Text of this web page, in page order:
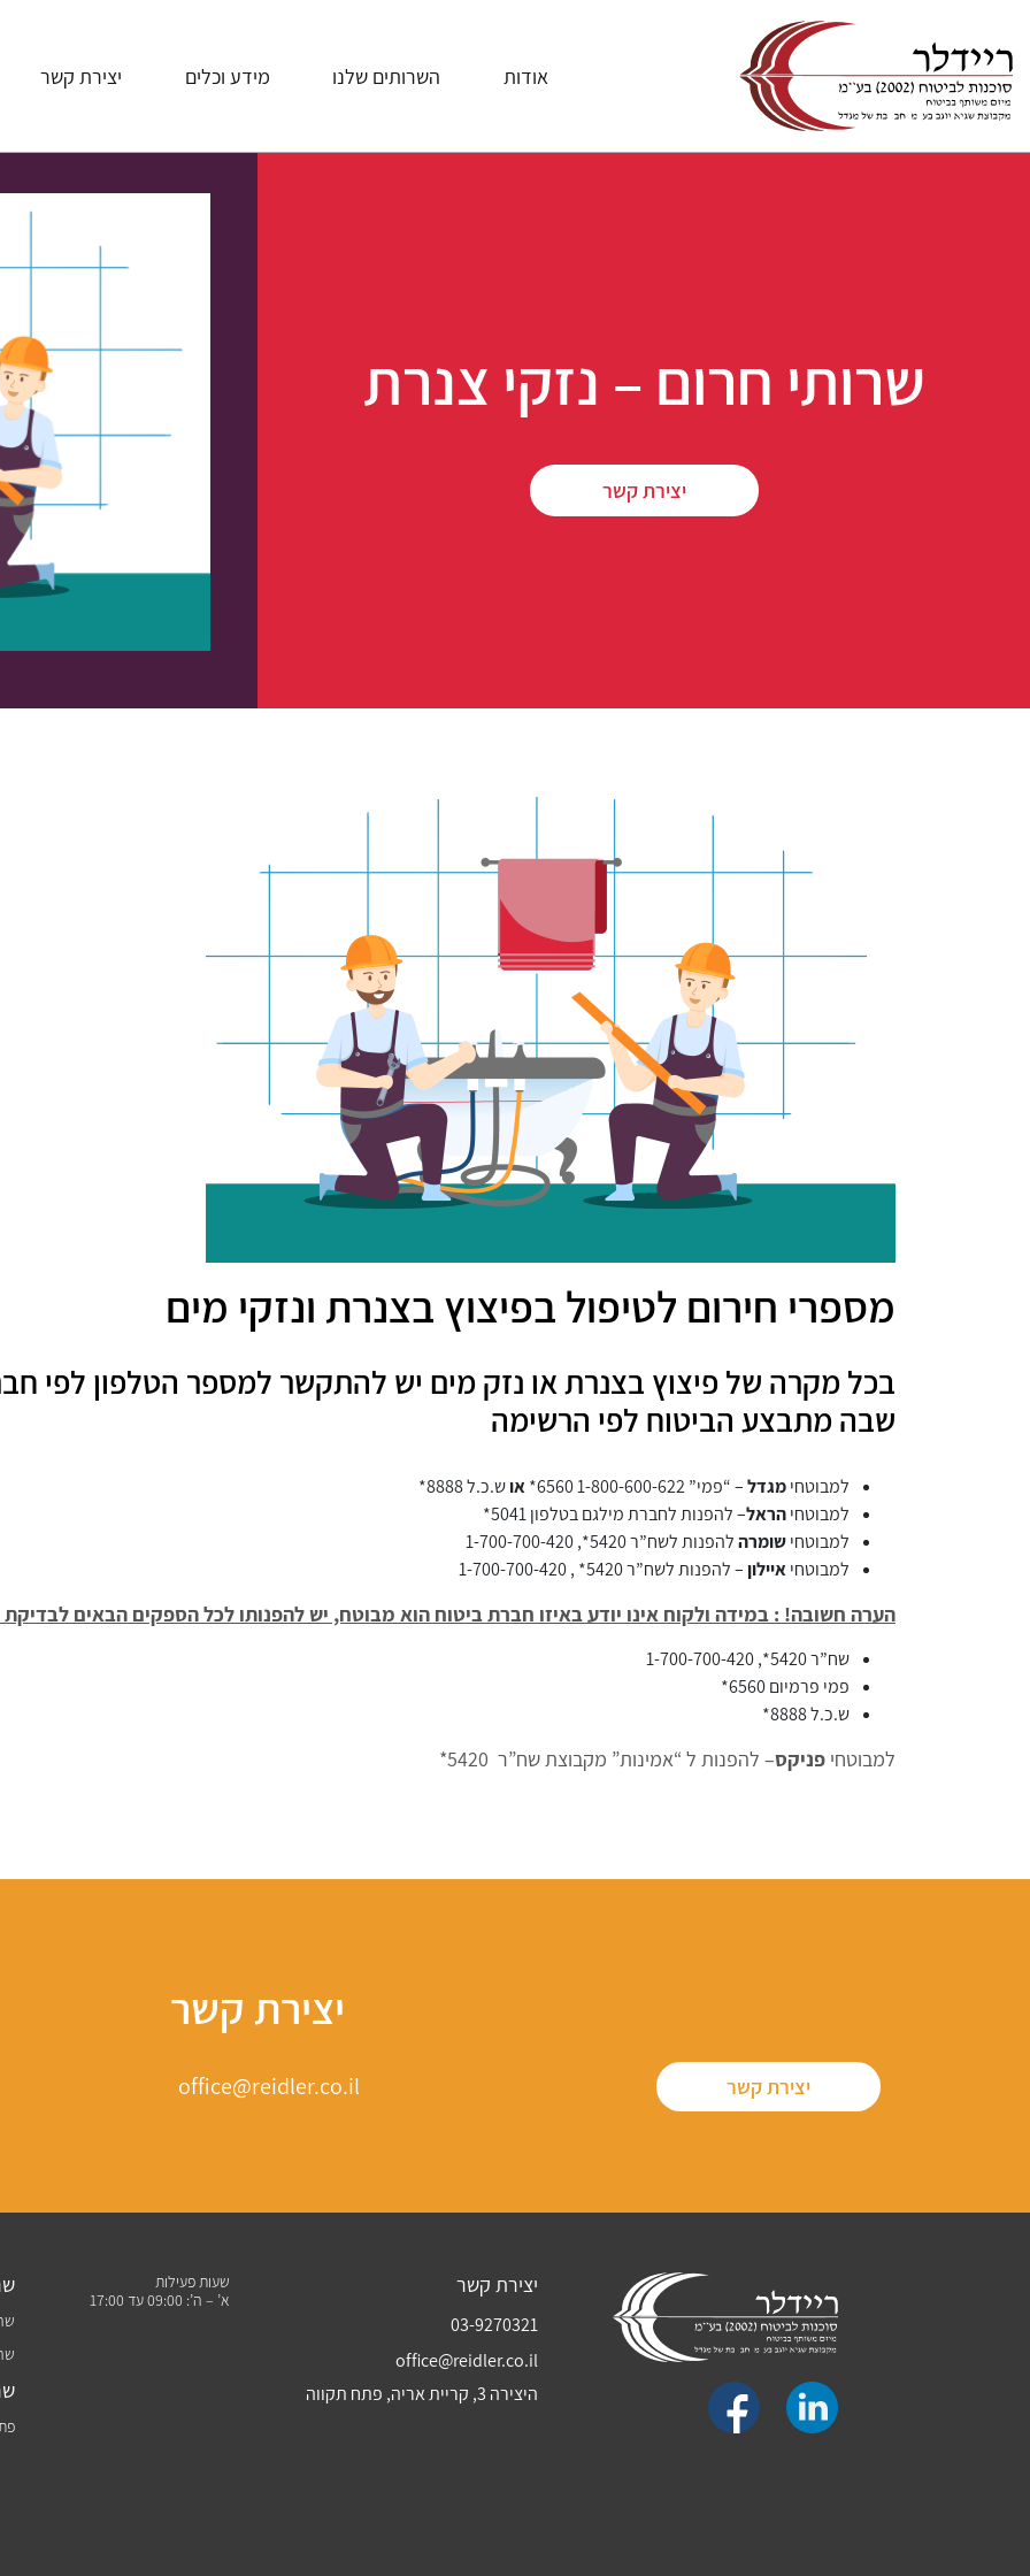
אודות השרותים שלנו מידע וכלים יצירת קשר
שרותי חרום – נזקי צנרת
יצירת קשר
מספרי חירום לטיפול בפיצוץ בצנרת ונזקי מים
בכל מקרה של פיצוץ בצנרת או נזק מים יש להתקשר למספר הטלפון לפי
שבה מתבצע הביטוח לפי הרשימה
למבוטחימגדל– “פמי” 1-800-600-622 6560* אוש.כ.ל 8888*
למבוטחיהראל– להפנות לחברת מילגם בטלפון 5041*
למבוטחישומרהלהפנות לשח”ר 5420*, 1-700-700-420
למבוטחיאיילון– להפנות לשח”ר 5420* , 1-700-700-420
הערה חשובה! : במידה ולקוח אינו יודע באיזו חברת ביטוח הוא מבוטח, יש להפנותו לכל הספקים הבאים לבדיקת
שח”ר 5420*, 1-700-700-420
פמי פרמיום 6560*
ש.כ.ל 8888*
למבוטחי פניקס– להפנות ל “אמינות” מקבוצת שח”ר 5420*
יצירת קשר
office@reidler.co.il יצירת קשר
שעות פעילות
א’ – ה’: 09:00 עד 17:00
יצירת קשר
03-9270321
office@reidler.co.il
היצירה 3, קריית אריה, פתח תקווה